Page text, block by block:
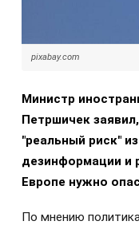
pixabay.com
Министр
Петршичек
"реальный риск"
дезинформации и
Европе нужно
По мнению